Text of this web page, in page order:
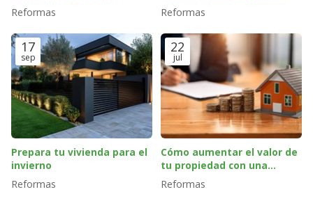
Reformas
mejores acabados para tu
estilo
Reformas
17
sep
Prepara tu vivienda para el
invierno
Reformas
22
jul
Cómo aumentar el valor de
tu propiedad con una
reforma integral
Reformas